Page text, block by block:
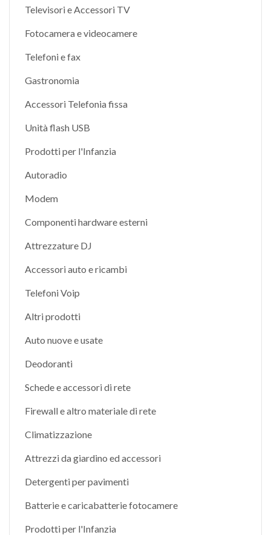
Televisori e Accessori TV
Fotocamera e videocamere
Telefoni e fax
Gastronomia
Accessori Telefonia fissa
Unità flash USB
Prodotti per l'Infanzia
Autoradio
Modem
Componenti hardware esterni
Attrezzature DJ
Accessori auto e ricambi
Telefoni Voip
Altri prodotti
Auto nuove e usate
Deodoranti
Schede e accessori di rete
Firewall e altro materiale di rete
Climatizzazione
Attrezzi da giardino ed accessori
Detergenti per pavimenti
Batterie e caricabatterie fotocamere
Prodotti per l'Infanzia